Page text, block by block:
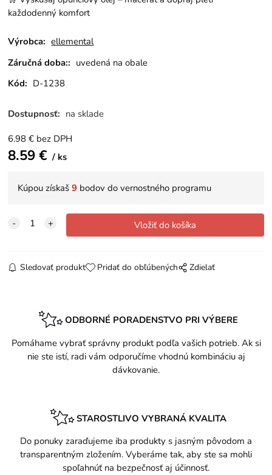
každodenný komfort
Výrobca: ellemental
Záručná doba:: uvedená na obale
Kód: D-1238
Dostupnosť: na sklade
6.98 € bez DPH
8.59€ ks
Kúpou získaš9 bodov do vernostného programu
Sledovať produkt Pridať do obľúbených Zdielať
ODBORNÉ PORADENSTVO PRI VÝBERE
Pomáhame vybrať správny produkt podľa vašich potrieb. Ak si
nie ste istí, radi vám odporučíme vhodnú kombináciu aj
dávkovanie.
STAROSTLIVO VYBRANÁ KVALITA
Do ponuky zaraďujeme iba produkty s jasným pôvodom a
transparentným zložením. Vyberáme tak, aby ste sa mohli
spoľahnúť na bezpečnosť aj účinnosť.